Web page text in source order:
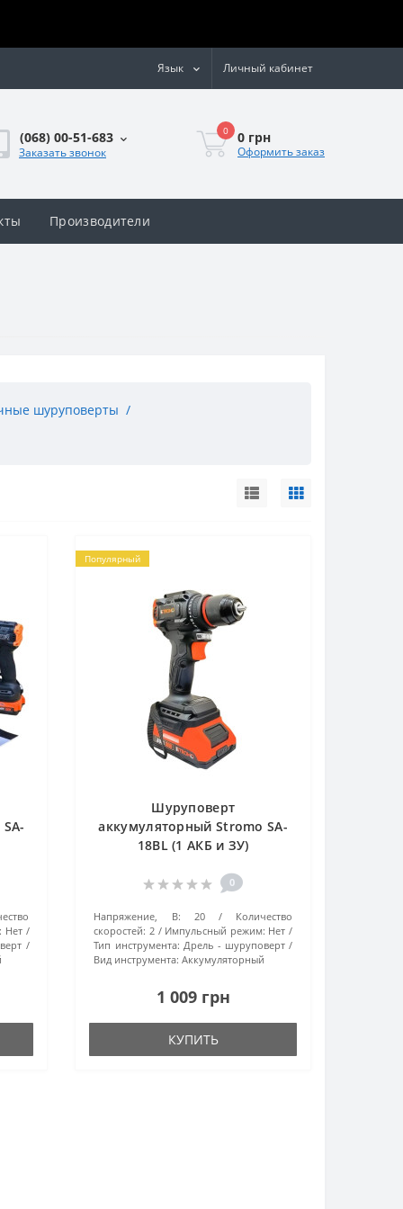
Язык Личный кабинет
(068) 00-51-683
Заказать звонок
0 0 грн
Оформить заказ
Производители
шуруповерты
Нет
Популярный
Шуруповерт
аккумуляторный Stromo SA-
18BL (1 АКБ и ЗУ)
0
Напряжение, В: 20
Количество
скоростей: 2 Импульсный режим: Нет
Тип инструмента: Дрель - шуруповерт
Вид инструмента: Аккумуляторный
1 009 грн
КУПИТЬ